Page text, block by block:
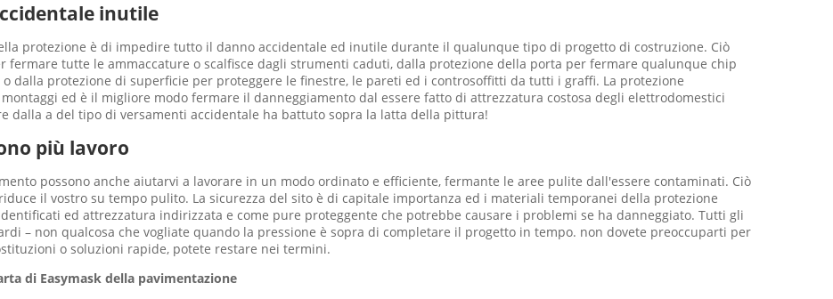
inutile
protezione è di impedire tutto il danno accidentale ed inutile durante il qualunque tipo di progetto di costruzione. Ciò
fermare tutte le ammaccature o scalfisce dagli strumenti caduti, dalla protezione della porta per fermare qualunque chip
dalla protezione di superficie per proteggere le finestre, le pareti ed i controsoffitti da tutti i graffi. La protezione
ed è il migliore modo fermare il danneggiamento dal essere fatto di attrezzatura costosa degli elettrodomestici
dalla a del tipo di versamenti accidentale ha battuto sopra la latta della pittura!
più lavoro
possono anche aiutarvi a lavorare in un modo ordinato e efficiente, fermante le aree pulite dall'essere contaminati. Ciò
il vostro su tempo pulito. La sicurezza del sito è di capitale importanza ed i materiali temporanei della protezione
ed attrezzatura indirizzata e come pure proteggente che potrebbe causare i problemi se ha danneggiato. Tutti gli
– non qualcosa che vogliate quando la pressione è sopra di completare il progetto in tempo. non dovete preoccuparti per
o soluzioni rapide, potete restare nei termini.
di Easymask della pavimentazione